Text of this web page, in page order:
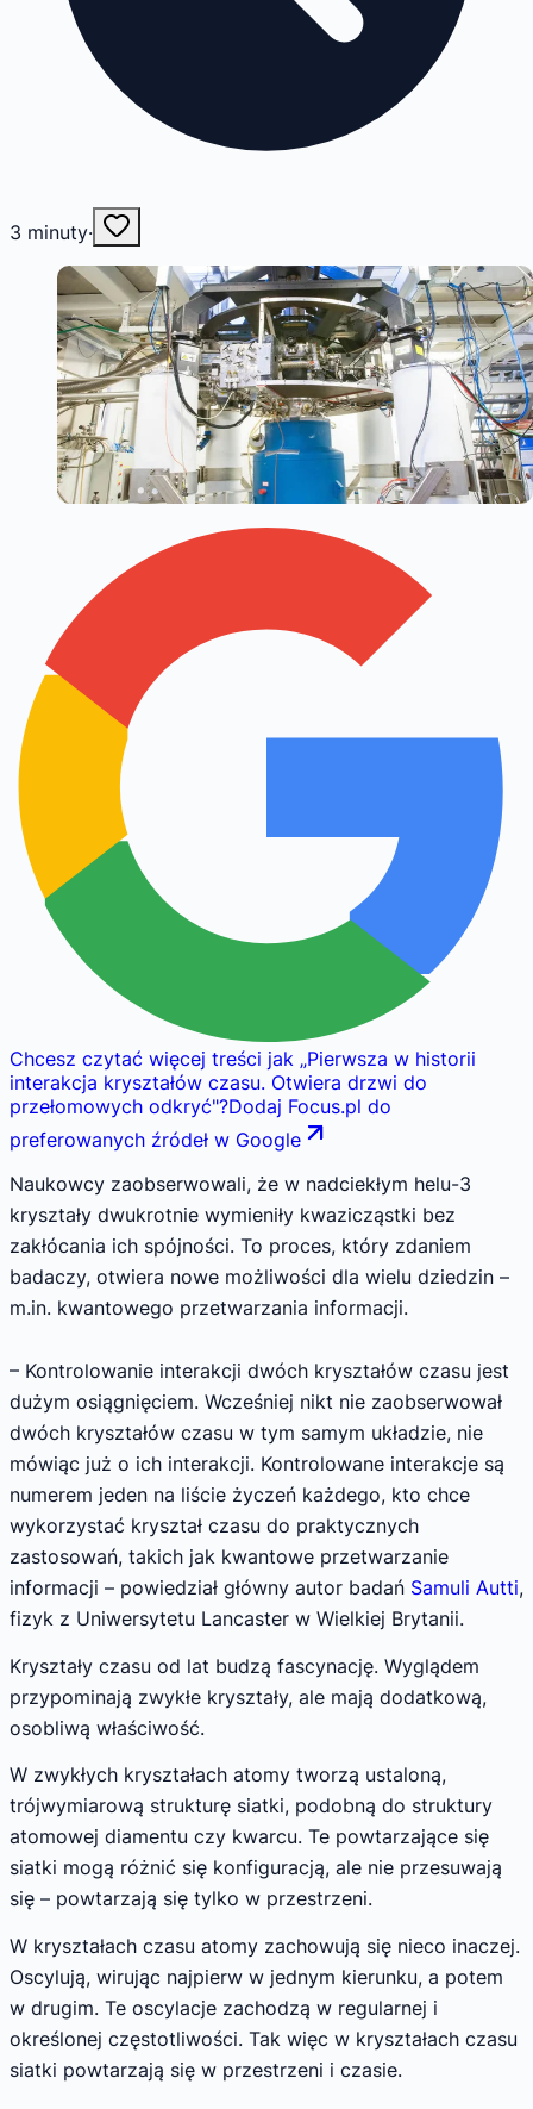
3 minuty·
Chcesz czytać więcej treści jak „Pierwsza w historii
interakcja kryształów czasu. Otwiera drzwi do
przełomowych odkryć"?Dodaj Focus.pl do
preferowanych źródeł w Google
Naukowcy zaobserwowali, że w nadciekłym helu-3
kryształy dwukrotnie wymieniły kwazicząstki bez
zakłócania ich spójności. To proces, który zdaniem
badaczy, otwiera nowe możliwości dla wielu dziedzin –
m.in. kwantowego przetwarzania informacji.
– Kontrolowanie interakcji dwóch kryształów czasu jest
dużym osiągnięciem. Wcześniej nikt nie zaobserwował
dwóch kryształów czasu w tym samym układzie, nie
mówiąc już o ich interakcji. Kontrolowane interakcje są
numerem jeden na liście życzeń każdego, kto chce
wykorzystać kryształ czasu do praktycznych
zastosowań, takich jak kwantowe przetwarzanie
informacji – powiedział główny autor badań Samuli Autti,
fizyk z Uniwersytetu Lancaster w Wielkiej Brytanii.
Kryształy czasu od lat budzą fascynację. Wyglądem
przypominają zwykłe kryształy, ale mają dodatkową,
osobliwą właściwość.
W zwykłych kryształach atomy tworzą ustaloną,
trójwymiarową strukturę siatki, podobną do struktury
atomowej diamentu czy kwarcu. Te powtarzające się
siatki mogą różnić się konfiguracją, ale nie przesuwają
się – powtarzają się tylko w przestrzeni.
W kryształach czasu atomy zachowują się nieco inaczej.
Oscylują, wirując najpierw w jednym kierunku, a potem
w drugim. Te oscylacje zachodzą w regularnej i
określonej częstotliwości. Tak więc w kryształach czasu
siatki powtarzają się w przestrzeni i czasie.